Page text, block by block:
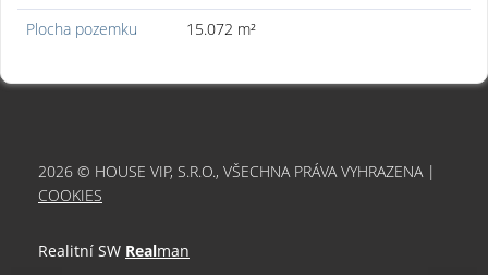
Plocha pozemku
15.072 m²
2026 © HOUSE VIP, S.R.O., VŠECHNA PRÁVA VYHRAZENA |
COOKIES
Realitní SW Realman